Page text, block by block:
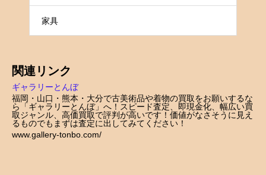
家具
関連リンク
ギャラリーとんぼ
福岡・山口・熊本・大分で古美術品や着物の買取をお願いするな
ら「ギャラリーとんぼ」へ！スピード査定、即現金化、幅広い買
取ジャンル、高価買取で評判が高いです！価値がなさそうに見え
るものでもまずは査定に出してみてください！
www.gallery-tonbo.com/